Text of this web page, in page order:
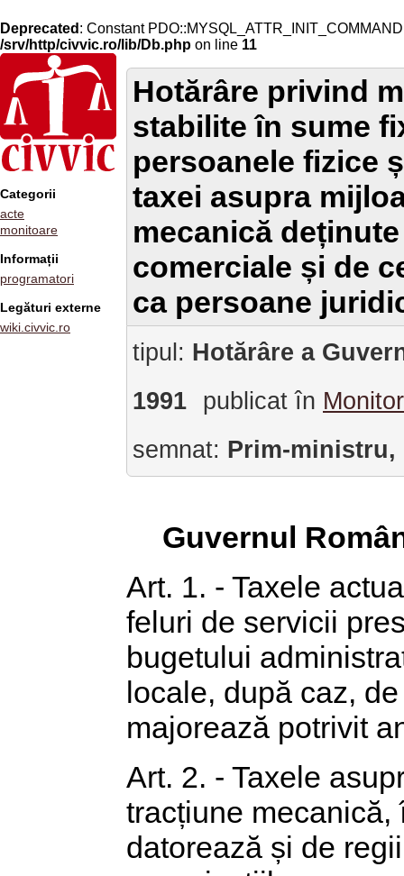
Deprecated : Constant
/srv/http/civvic.ro/lib/Db.php on line 11
Categorii
acte
monitoare
Informații
programatori
Legături externe
wiki.civvic.ro
Hotărâre privind
stabilite în sume
persoanele fizice
taxei asupra
mecanică
comerciale și de
ca persoane
tipul: Hotărâre a
1991
publicat în
semnat: Prim-ministru,
Guvernul
Art. 1. - Taxele
feluri de servicii
bugetului
locale, după caz,
majorează potrivit
Art. 2. - Taxele
tracțiune
datorează și de